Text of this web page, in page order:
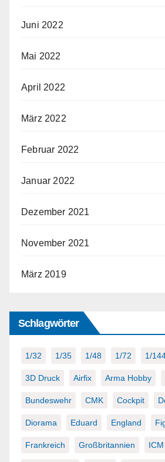
Juni 2022
Mai 2022
April 2022
März 2022
Februar 2022
Januar 2022
Dezember 2021
November 2021
März 2019
Schlagwörter
1/32 1/35 1/48 1/72 1/
3D Druck Airfix Arma Hobby
Bundeswehr CMK Cockpit
Diorama Eduard England
Frankreich Großbritannien ICM